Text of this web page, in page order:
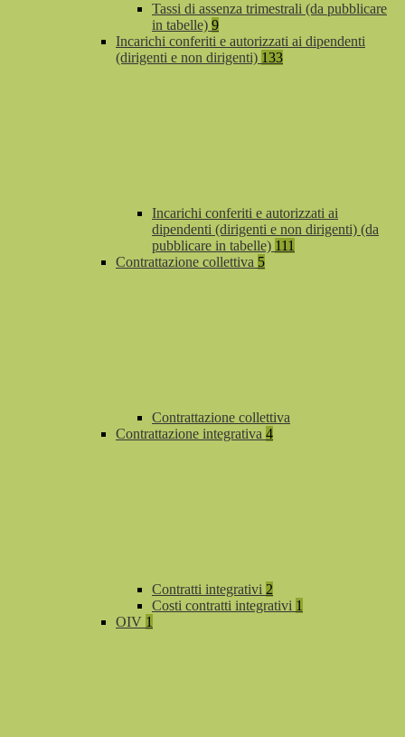
Tassi di assenza trimestrali (da pubblicare
in tabelle) 9
Incarichi conferiti e autorizzati ai dipendenti
(dirigenti e non dirigenti) 133
Incarichi conferiti e autorizzati ai
dipendenti (dirigenti e non dirigenti) (da
pubblicare in tabelle) 111
Contrattazione collettiva 5
Contrattazione collettiva
Contrattazione integrativa 4
Contratti integrativi 2
Costi contratti integrativi 1
OIV 1